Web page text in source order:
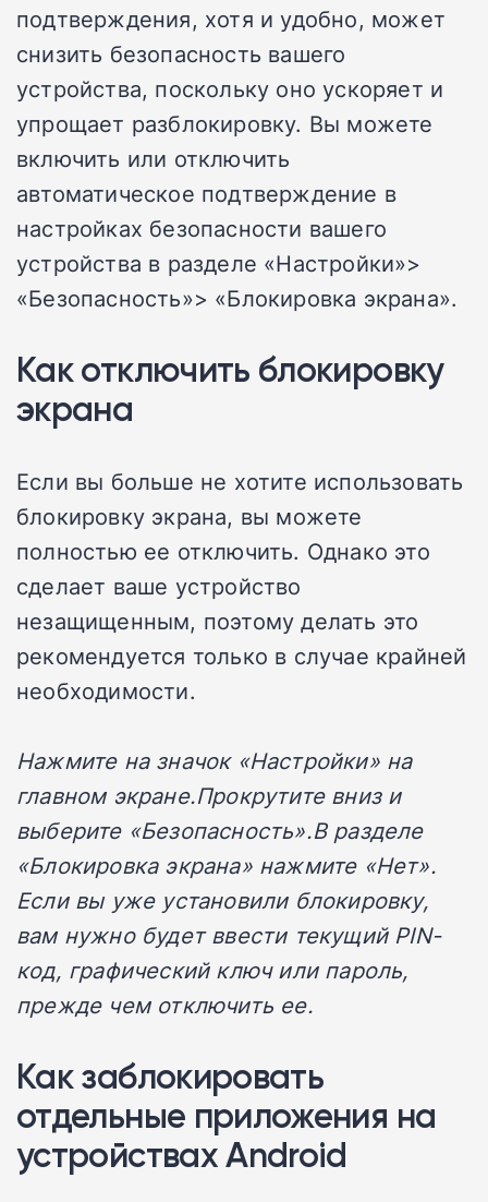
подтверждения, хотя и удобно, может
снизить безопасность вашего
устройства, поскольку оно ускоряет и
упрощает разблокировку. Вы можете
включить или отключить
автоматическое подтверждение в
настройках безопасности вашего
устройства в разделе «Настройки»>
«Безопасность»> «Блокировка экрана».
Как отключить блокировку
экрана
Если вы больше не хотите использовать
блокировку экрана, вы можете
полностью ее отключить. Однако это
сделает ваше устройство
незащищенным, поэтому делать это
рекомендуется только в случае крайней
необходимости.
Нажмите на значок «Настройки» на
главном экране.Прокрутите вниз и
выберите «Безопасность».В разделе
«Блокировка экрана» нажмите «Нет».
Если вы уже установили блокировку,
вам нужно будет ввести текущий PIN-
код, графический ключ или пароль,
прежде чем отключить ее.
Как заблокировать
отдельные приложения на
устройствах Android